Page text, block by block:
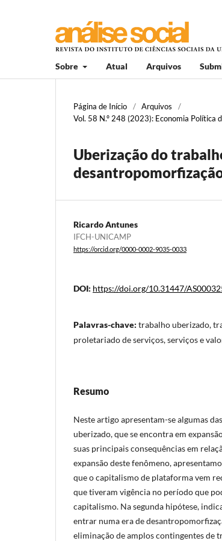
Sobre Atual Arquivos
Página de Início / Arquivos
/
Vol. 58 N.º 248 (2023): Economia Política
Uberização do
Ricardo Antunes
IFCH-UNICAMP
https://orcid.org/0000-0002-9035-0033
DOI: https://doi.org/10.31447/
Palavras-chave: trabalho uberizado,
proletariado de serviços, serviços e
Resumo
Neste artigo apresentam-se algumas
uberizado, que se encontra em
suas principais consequências em
expansão deste fenômeno,
que o capitalismo de plataforma vem
que tiveram vigência no período que
capitalismo. Na segunda hipótese,
entrar numa era de
eliminação de amplos contingentes de